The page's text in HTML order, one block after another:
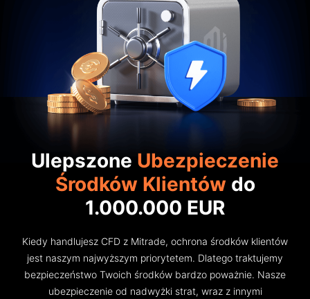
Platforma handlowa
Zarządzanie ryzykiem
Koszty i opłaty
Narzędzia rynkowe
Kalendarz ekonomiczny
O firmie Mitrade
Sponsoring AFA
Nasze nagrody
Centrum medialne
Dokumenty prawne
Wsparcie
Skontaktuj się z nami
Centrum pomocy
Często zadawane pytania
English
Nederlands
Español
Ulepszone Ubezpieczenie
Środków Klientów do
1.000.000 EUR
Kiedy handlujesz CFD z Mitrade, ochrona środków klientów
jest naszym najwyższym priorytetem. Dlatego traktujemy
bezpieczeństwo Twoich środków bardzo poważnie. Nasze
ubezpieczenie od nadwyżki strat, wraz z innymi